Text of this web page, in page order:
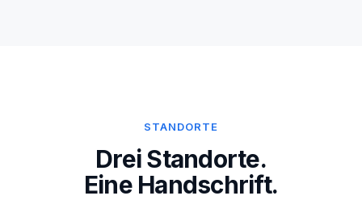
STANDORTE
Drei Standorte.
Eine Handschrift.